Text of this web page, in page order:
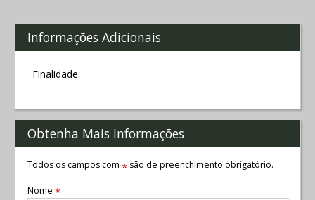
Informações Adicionais
Finalidade:
Obtenha Mais Informações
Todos os campos com *são de preenchimento obrigatório.
Nome *